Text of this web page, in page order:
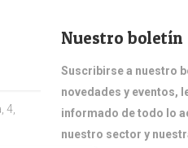
4,
Nuestro boletín
Suscribirse a nuestro
novedades y eventos,
informado de todo lo
nuestro sector y